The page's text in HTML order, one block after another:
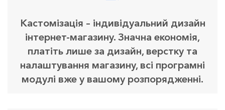
Кастомізація – індивідуальний дизайн
інтернет-магазину. Значна економія,
платіть лише за дизайн, верстку та
налаштування магазину, всі програмні
модулі вже у вашому розпорядженні.